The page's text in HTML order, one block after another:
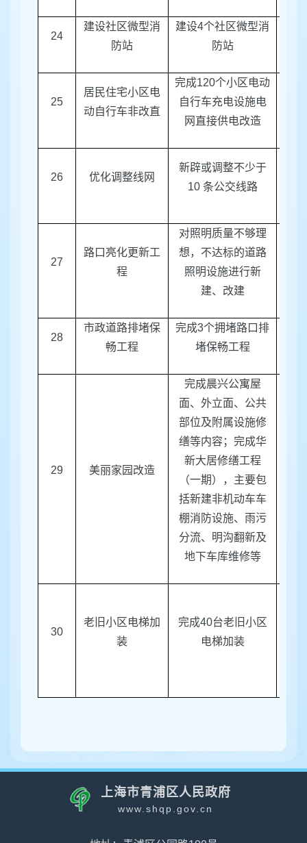
24
建设社区微型消
防站
建设4个社区微型消
防站
25
居民住宅小区电
动自行车非改直
完成120个小区电动
自行车充电设施电
网直接供电改造
26 优化调整线网
新辟或调整不少于
10 条公交线路
27
路口亮化更新工
程
对照明质量不够理
想，不达标的道路
照明设施进行新
建、改建
28
市政道路排堵保
畅工程
完成3个拥堵路口排
堵保畅工程
29 美丽家园改造
完成晨兴公寓屋
面、外立面、公共
部位及附属设施修
缮等内容；完成华
新大居修缮工程
（一期），主要包
括新建非机动车车
棚消防设施、雨污
分流、明沟翻新及
地下车库维修等
30
老旧小区电梯加
装
完成40台老旧小区
电梯加装
上海市青浦区人民政府
www.shqp.gov.cn